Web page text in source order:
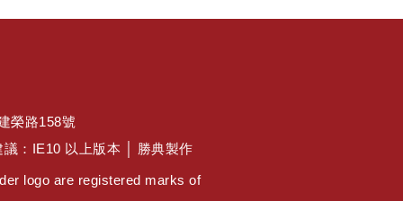
榮路158號
：IE10 以上版本 │ 勝典製作
logo are registered marks of